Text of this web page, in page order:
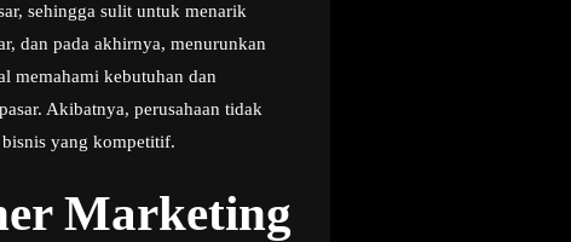
sehingga sulit untuk menarik
dan pada akhirnya, menurunkan
memahami kebutuhan dan
Akibatnya, perusahaan tidak
yang kompetitif.
Marketing